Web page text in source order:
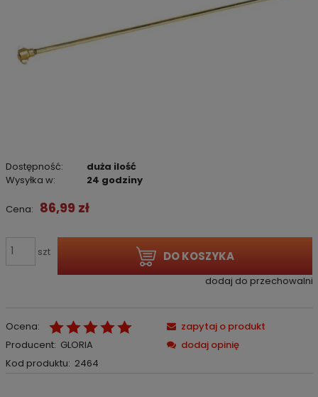
Dostępność:
duża ilość
Wysyłka w:
24 godziny
Cena: 86,99 zł
szt DO KOSZYKA
dodaj do przechowalni
Ocena:
Producent: GLORIA
Kod produktu: 2464
zapytaj o produkt
dodaj opinię